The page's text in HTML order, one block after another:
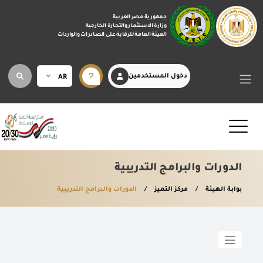
جمهورية مصر العربية
وزارة الاستثمار والتجارة الخارجية
الهيئة العامة للرقابة على الصادرات والواردات
دخول المستخدمين AR
الدورات والبرامج التدريبية
بوابة الهيئة مركز التميز الدورات والبرامج التدريبية